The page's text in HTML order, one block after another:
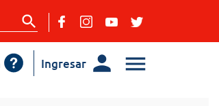
Ingresar